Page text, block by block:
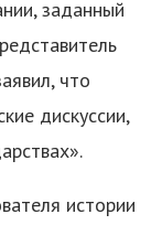
заданный
что
дискуссии,
истории